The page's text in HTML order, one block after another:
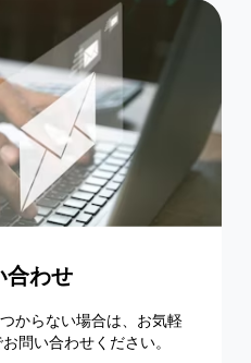
合わせ
からない場合は、お気軽
お問い合わせください。